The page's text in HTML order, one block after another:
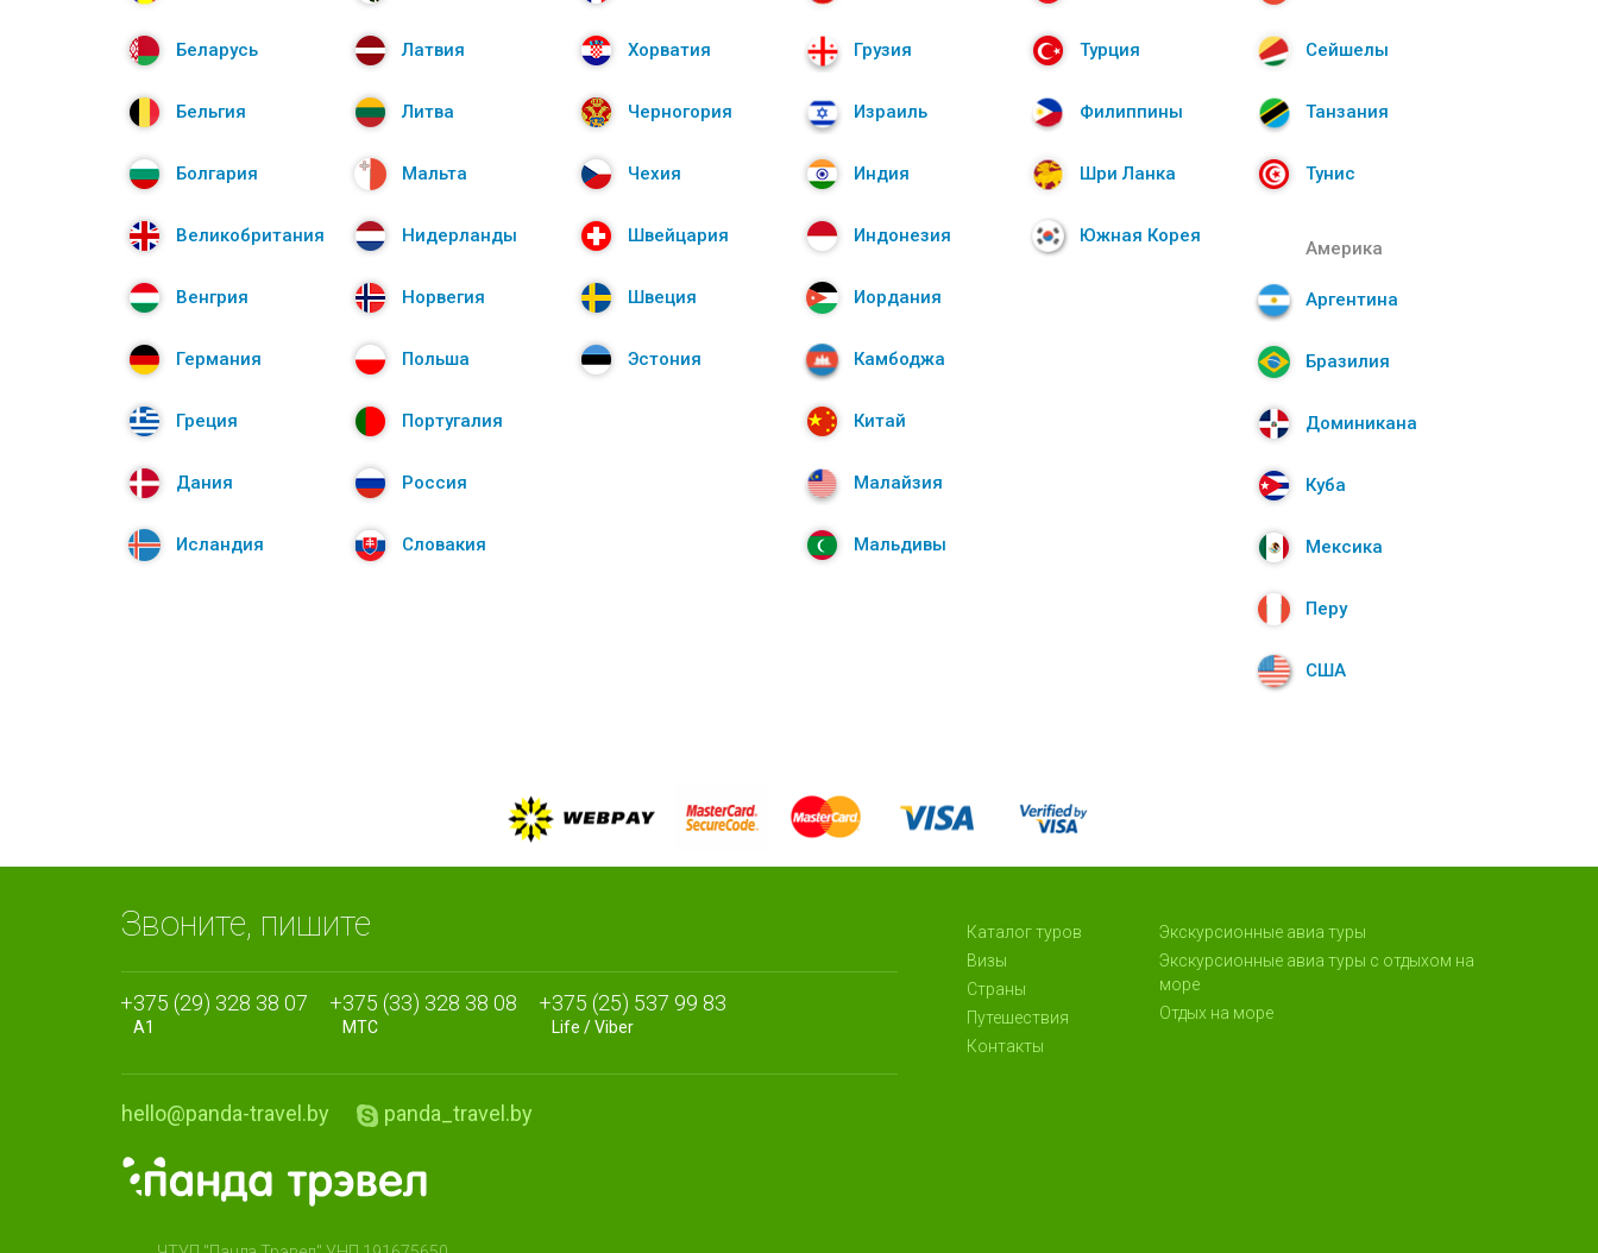
Беларусь
Бельгия
Болгария
Великобритания
Венгрия
Германия
Греция
Дания
Исландия
Латвия
Литва
Мальта
Нидерланды
Норвегия
Польша
Португалия
Россия
Словакия
Хорватия
Черногория
Чехия
Швейцария
Швеция
Эстония
Грузия
Израиль
Индия
Индонезия
Иордания
Камбоджа
Китай
Малайзия
Мальдивы
Турция
Филиппины
Шри Ланка
Южная Корея
Сейшелы
Танзания
Тунис
Америка
Аргентина
Бразилия
Доминикана
Куба
Мексика
Перу
США
Звоните, пишите
+375 (29) 328 38 07
A1
+375 (33) 328 38 08
МТС
+375 (25) 537 99 83
Life / Viber
hello@panda-travel.by panda_travel.by
Каталог туров
Визы
Страны
Путешествия
Контакты
Экскурсионные авиа туры
Экскурсионные авиа туры с отдыхом на
море
Отдых на море